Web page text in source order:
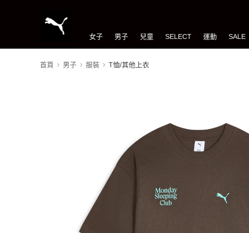
女子 男子 兒童 SELECT 運動 SALE
首頁 男子 服裝 T恤/其他上衣